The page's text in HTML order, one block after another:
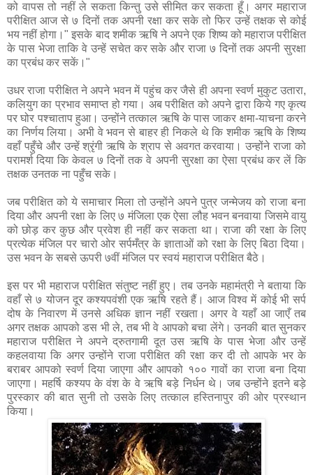
को वापस तो नहीं ले सकता किन्तु उसे सीमित कर सकता हूँ। अगर महाराज
परीक्षित आज से ७ दिनों तक अपनी रक्षा कर सके तो फिर उन्हें तक्षक से कोई
भय नहीं होगा।" इसके बाद शमीक ऋषि ने अपने एक शिष्य को महाराज परीक्षित
के पास भेजा ताकि वे उन्हें सचेत कर सके और राजा ७ दिनों तक अपनी सुरक्षा
का प्रबंध कर सकें।"
उधर राजा परीक्षित ने अपने भवन में पहुंच कर जैसे ही अपना स्वर्ण मुकुट उतारा,
कलियुग का प्रभाव समाप्त हो गया। अब परीक्षित को अपने द्वारा किये गए कृत्य
पर घोर पश्चाताप हुआ। उन्होंने तत्काल ऋषि के पास जाकर क्षमा-याचना करने
का निर्णय लिया। अभी वे भवन से बाहर ही निकले थे कि शमीक ऋषि के शिष्य
वहाँ पहुँचे और उन्हें श्रृंगी ऋषि के श्राप से अवगत करवाया। उन्होंने राजा को
परामर्श दिया कि केवल ७ दिनों तक वे अपनी सुरक्षा का ऐसा प्रबंध कर लें कि
तक्षक उनतक ना पहुँच सके।
जब परीक्षित को ये समाचार मिला तो उन्होंने अपने पुत्र जन्मेजय को राजा बना
दिया और अपनी रक्षा के लिए ७ मंजिला एक ऐसा लौह भवन बनवाया जिसमे वायु
को छोड़ कर कुछ और प्रवेश ही नहीं कर सकता था। राजा की रक्षा के लिए
प्रत्येक मंजिल पर चारो ओर सर्पमँत्र के ज्ञाताओं को रक्षा के लिए बिठा दिया।
उस भवन के सबसे ऊपरी ७वीं मंजिल पर स्वयं महाराज परीक्षित बैठे।
इस पर भी महाराज परीक्षित संतुष्ट नहीं हुए। तब उनके महामंत्री ने बताया कि
वहाँ से ७ योजन दूर कश्यपवंशी एक ऋषि रहते हैं। आज विश्व में कोई भी सर्प
दोष के निवारण में उनसे अधिक ज्ञान नहीं रखता। अगर वे यहाँ आ जाएँ तब
अगर तक्षक आपको डस भी ले, तब भी वे आपको बचा लेंगे। उनकी बात सुनकर
महाराज परीक्षित ने अपने द्रुतगामी दूत उस ऋषि के पास भेजा और उन्हें
कहलवाया कि अगर उन्होंने राजा परीक्षित की रक्षा कर दी तो आपके भर के
बराबर आपको स्वर्ण दिया जाएगा और आपको १०० गावों का राजा बना दिया
जाएगा। महर्षि कश्यप के वंश के वे ऋषि बड़े निर्धन थे। जब उन्होंने इतने बड़े
पुरस्कार की बात सुनी तो उसके लिए तत्काल हस्तिनापुर की ओर प्रस्थान
किया।